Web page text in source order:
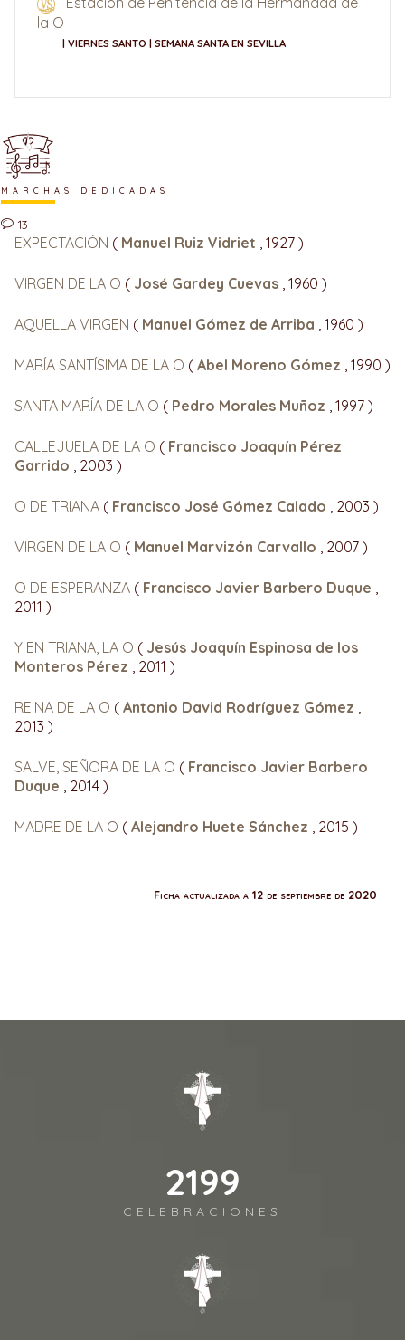
la O
| VIERNES SANTO | SEMANA SANTA EN SEVILLA
MARCHAS DEDICADAS
13
EXPECTACIÓN ( Manuel Ruiz Vidriet , 1927 )
VIRGEN DE LA O ( José Gardey Cuevas , 1960 )
AQUELLA VIRGEN ( Manuel Gómez de Arriba , 1960 )
MARÍA SANTÍSIMA DE LA O ( Abel Moreno Gómez , 1990 )
SANTA MARÍA DE LA O ( Pedro Morales Muñoz , 1997 )
CALLEJUELA DE LA O ( Francisco Joaquín Pérez
Garrido
, 2003 )
O DE TRIANA ( Francisco José Gómez Calado , 2003 )
VIRGEN DE LA O ( Manuel Marvizón Carvallo , 2007 )
O DE ESPERANZA ( Francisco Javier Barbero Duque
2011 )
Y EN TRIANA, LA O ( Jesús Joaquín Espinosa de los
Monteros Pérez
, 2011 )
REINA DE LA O ( Antonio David Rodríguez Gómez
2013 )
SALVE, SEÑORA DE LA O ( Francisco Javier Barbero
Duque
, 2014 )
MADRE DE LA O ( Alejandro Huete Sánchez , 2015 )
Ficha actualizada a 12 de septiembre de 2020
2541
CELEBRACIONES